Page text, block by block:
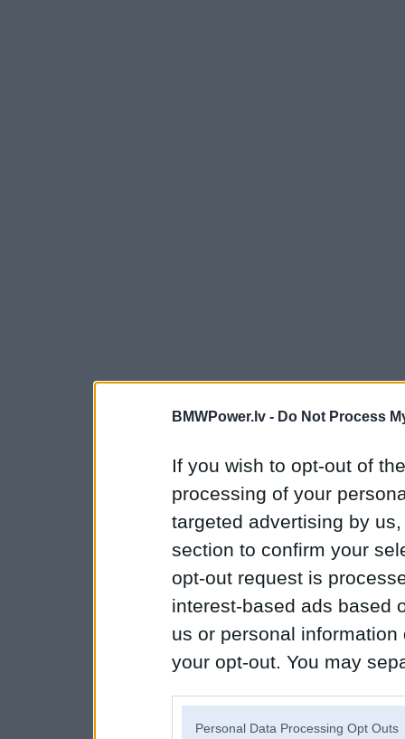
BMWPower.lv - Do Not Process
If you wish to opt-out of
processing of your
targeted advertising by
section to confirm your
opt-out request is
interest-based ads based
us or personal
your opt-out. You may
Personal Data Processing Opt Outs